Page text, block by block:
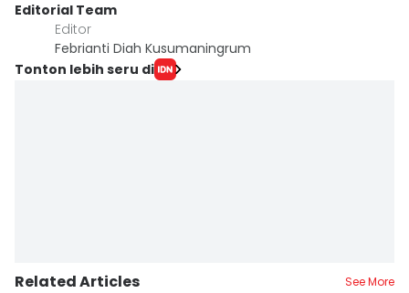
Editorial Team
Editor
Febrianti Diah Kusumaningrum
Tonton lebih seru di
Related Articles See More